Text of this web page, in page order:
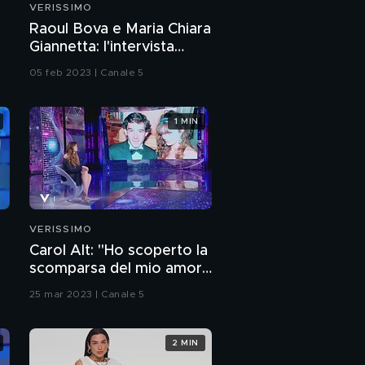
Arisa e il rapporto con
il successo
Arisa ad "Amici"
Raimondo Todaro e
Arisa e il rapporto con
gli altri insegnati
Pupo: l'intervista
per il mio tour"
figlia Ilaria
VERISSIMO
Raoul Bova e Maria Chiara
Giannetta: l'intervista
05 feb 2023 | Canale 5
VERISSIMO
Carol Alt: "Ho scoperto la
scomparsa del mio amore
Senna in tv"
25 mar 2023 | Canale 5
1 MIN
2 MIN